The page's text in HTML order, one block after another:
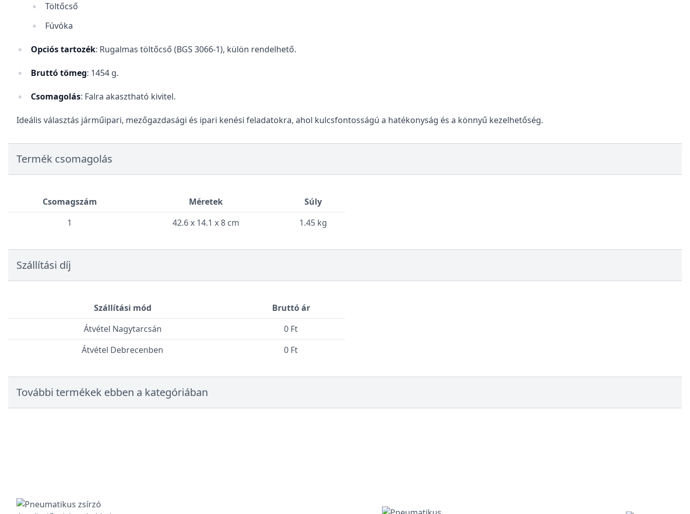
Töltőcső
Fúvóka
Opciós tartozék: Rugalmas töltőcső (BGS 3066-1), külön rendelhető.
Bruttó tömeg: 1454 g.
Csomagolás: Falra akasztható kivitel.
Ideális választás járműipari, mezőgazdasági és ipari kenési feladatokra, ahol kulcsfontosságú a hatékonyság és a könnyű kezelhetőség.
Termék csomagolás
Csomagszám Méretek
Súly
1
42.6 x 14.1 x 8 cm 1.45 kg
Szállítási díj
Szállítási mód
Bruttó ár
Átvétel Nagytarcsán
0 Ft
Átvétel Debrecenben
0 Ft
További termékek ebben a kategóriában